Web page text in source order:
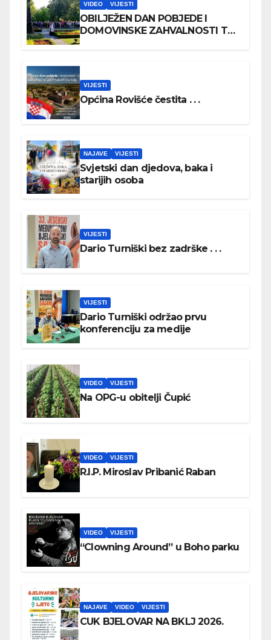
VIDEO VIJESTI
OBILJEŽEN DAN POBJEDE I
DOMOVINSKE ZAHVALNOSTI TE
VIJESTI
Općina Rovišće čestita . . .
NAJAVE VIJESTI
Svjetski dan djedova, baka i
starijih osoba
VIJESTI
Dario Turniški bez zadrške . . .
VIJESTI
Dario Turniški održao prvu
konferenciju za medije
VIDEO VIJESTI
Na OPG-u obitelji Čupić
VIDEO VIJESTI
R.I.P. Miroslav Pribanić Raban
VIDEO VIJESTI
“Clowning Around” u Boho parku
NAJAVE VIDEO VIJESTI
CUK BJELOVAR NA BKLJ 2026.